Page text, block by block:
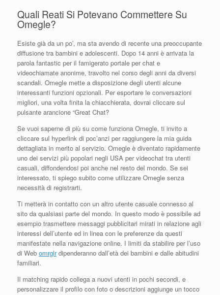
Quali Reati Si Potevano Commettere Su
Omegle?
Esiste già da un po’, ma sta avendo di recente una preoccupante
diffusione tra bambini e adolescenti. Dopo 14 anni è arrivata la
parola fantastic per il famigerato portale per chat e
videochiamate anonime, travolto nel corso degli anni da diversi
scandali. Omegle mette a disposizione degli utenti alcune
interessanti funzioni opzionali. Per esportare le conversazioni
migliori, una volta finita la chiacchierata, dovrai cliccare sul
pulsante arancione “Great Chat?
Se vuoi saperne di più su come funziona Omegle, ti invito a
cliccare sul hyperlink di poc’anzi per raggiungere la mia guida
dettagliata in merito al servizio. Omegle è diventato rapidamente
uno dei servizi più popolari negli USA per videochat tra utenti
casuali, diffondendosi poi anche nel resto del mondo. Se sei
interessato, ti spiego subito come utilizzare Omegle senza
necessità di registrarti.
Ti metterà in contatto con un altro utente casuale connesso al
sito da qualsiasi parte del mondo. In questo modo è possibile ad
esempio trasmettere messaggi pubblicitari mirati in relazione agli
interessi dell’utente ed in linea con le preferenze da questi
manifestate nella navigazione online. I limiti da stabilire per l’uso
di Web omrglrdipenderanno dall’età dei bambini e dalle abitudini
familiari.
Il matching rapido collega a nuovi utenti in pochi secondi, e
personalizzare il profilo con foto o descrizioni aggiunge un tocco